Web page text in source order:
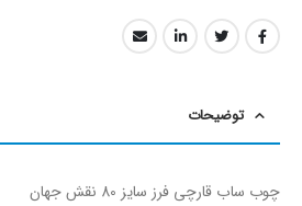
توضیحات
چوب ساب قارچی فرز سایز 80 نقش جهان